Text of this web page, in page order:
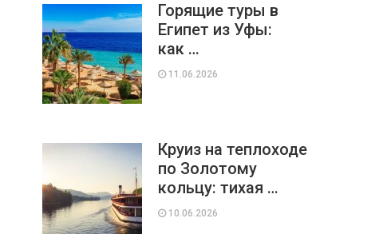
Горящие туры в
Египет из Уфы:
как …
11.06.2026
Круиз на теплоходе
по Золотому
кольцу: тихая …
10.06.2026